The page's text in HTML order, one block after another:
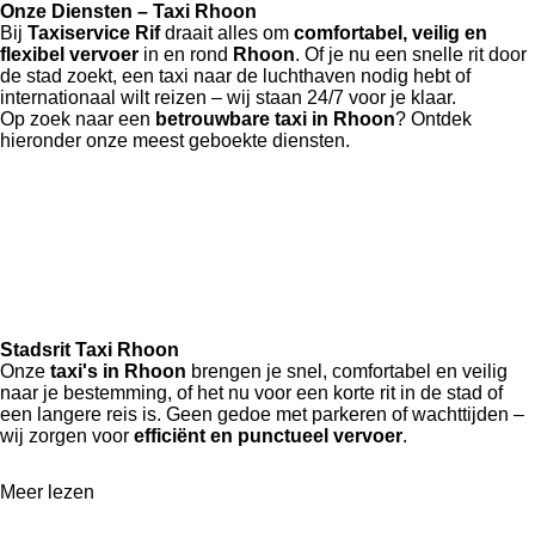
Onze Diensten – Taxi Rhoon
Bij Taxiservice Rifdraait alles om comfortabel, veilig en
flexibel vervoer in en rond Rhoon. Of je nu een snelle rit door
de stad zoekt, een taxi naar de luchthaven nodig hebt of
internationaal wilt reizen – wij staan 24/7 voor je klaar.
Op zoek naar een betrouwbare taxi in Rhoon? Ontdek
hieronder onze meest geboekte diensten.
Stadsrit Taxi Rhoon
Onze taxi's in Rhoon brengen je snel, comfortabel en veilig
naar je bestemming, of het nu voor een korte rit in de stad of
een langere reis is. Geen gedoe met parkeren of wachttijden –
wij zorgen voor efficiënt en punctueel vervoer.
Meer lezen